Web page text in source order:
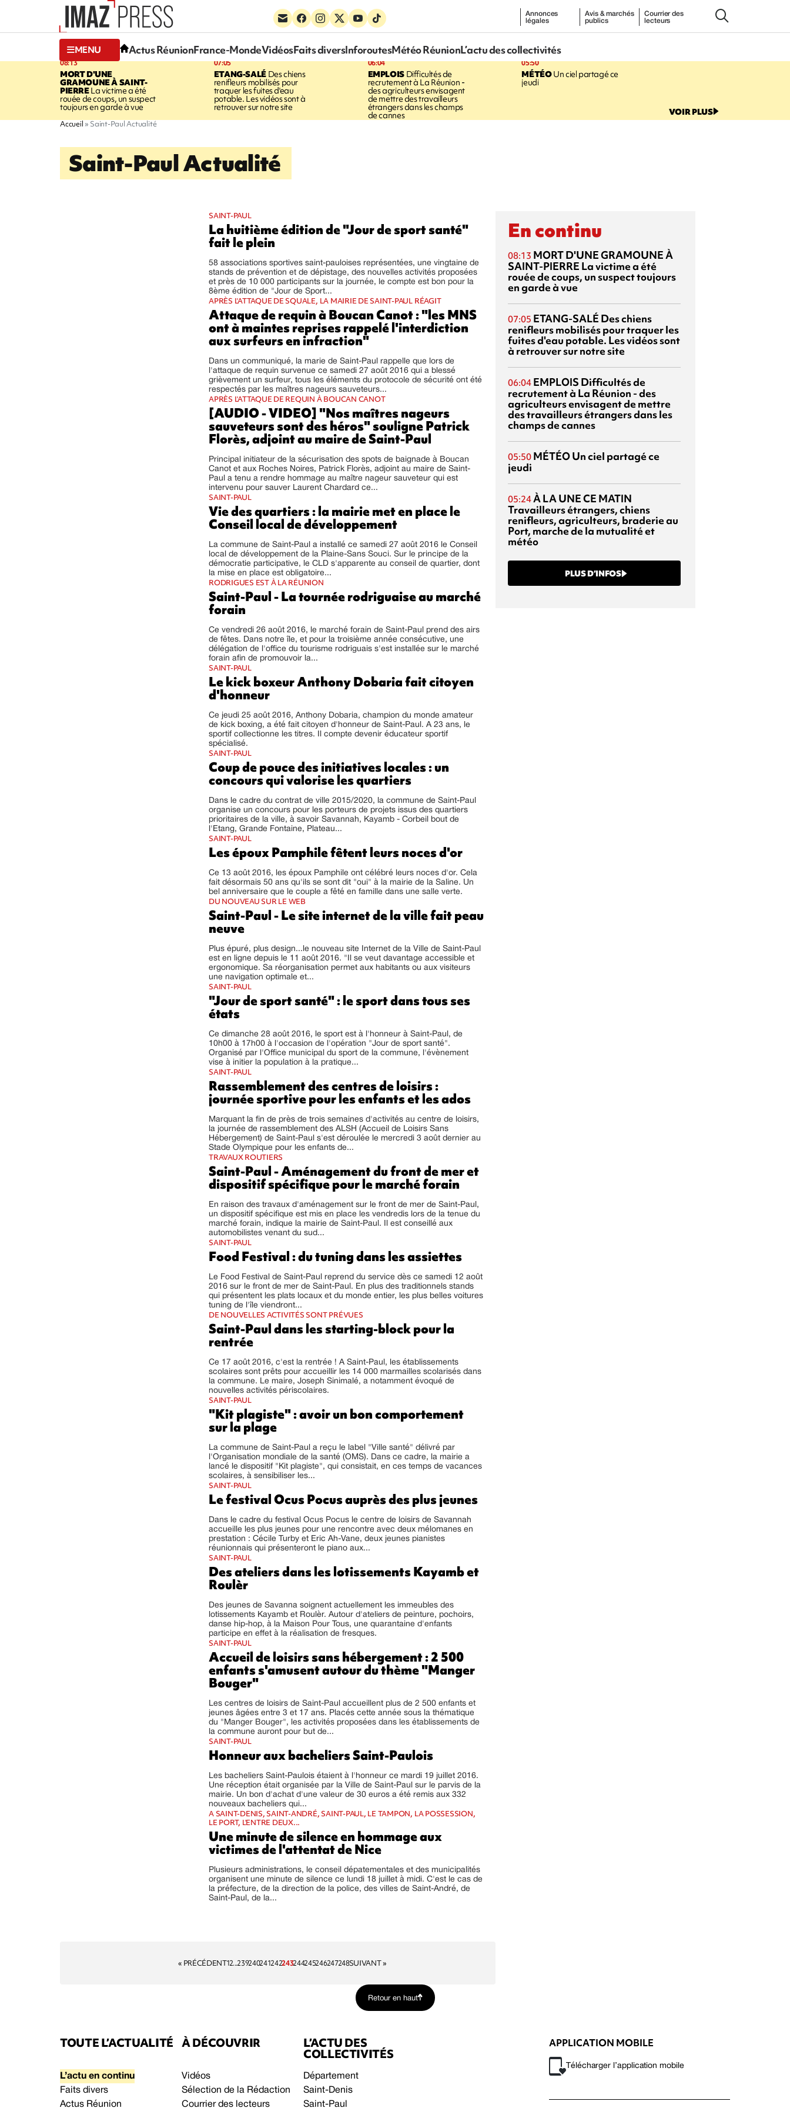
Annonces
légales
Avis & marchés
publics
Courrier des
lecteurs
MENU Actus RéunionFrance-MondeVidéosFaits diversInforoutesMétéo RéunionL’actu des collectivités
08:13
MORT D'UNE
GRAMOUNE À SAINT-
PIERRELa victime a été
rouée de coups, un suspect
toujours en garde à vue
07:05
ETANG-SALÉDes chiens
renifleurs mobilisés pour
traquer les fuites d'eau
potable. Les vidéos sont à
retrouver sur notre site
06:04
EMPLOISDifficultés de
recrutement à La Réunion -
des agriculteurs envisagent
de mettre des travailleurs
étrangers dans les champs
de cannes
05:50
MÉTÉOUn ciel partagé ce
jeudi
VOIR PLUS
Accueil Saint-Paul Actualité
Saint-Paul Actualité
SAINT-PAUL
La huitième édition de "Jour de sport santé"
fait le plein
58 associations sportives saint-pauloises représentées, une vingtaine de
stands de prévention et de dépistage, des nouvelles activités proposées
et près de 10 000 participants sur la journée, le compte est bon pour la
8ème édition de "Jour de Sport...
APRÈS L'ATTAQUE DE SQUALE, LA MAIRIE DE SAINT-PAUL RÉAGIT
Attaque de requin à Boucan Canot : "les MNS
ont à maintes reprises rappelé l'interdiction
aux surfeurs en infraction"
Dans un communiqué, la marie de Saint-Paul rappelle que lors de
l'attaque de requin survenue ce samedi 27 août 2016 qui a blessé
grièvement un surfeur, tous les éléments du protocole de sécurité ont été
respectés par les maîtres nageurs sauveteurs...
APRÈS L'ATTAQUE DE REQUIN À BOUCAN CANOT
[AUDIO - VIDEO] "Nos maîtres nageurs
sauveteurs sont des héros" souligne Patrick
Florès, adjoint au maire de Saint-Paul
Principal initiateur de la sécurisation des spots de baignade à Boucan
Canot et aux Roches Noires, Patrick Florès, adjoint au maire de Saint-
Paul a tenu a rendre hommage au maître nageur sauveteur qui est
intervenu pour sauver Laurent Chardard ce...
SAINT-PAUL
Vie des quartiers : la mairie met en place le
Conseil local de développement
La commune de Saint-Paul a installé ce samedi 27 août 2016 le Conseil
local de développement de la Plaine-Sans Souci. Sur le principe de la
démocratie participative, le CLD s'apparente au conseil de quartier, dont
la mise en place est obligatoire...
RODRIGUES EST À LA RÉUNION
Saint-Paul - La tournée rodriguaise au marché
forain
Ce vendredi 26 août 2016, le marché forain de Saint-Paul prend des airs
de fêtes. Dans notre île, et pour la troisième année consécutive, une
délégation de l'office du tourisme rodriguais s'est installée sur le marché
forain afin de promouvoir la...
SAINT-PAUL
Le kick boxeur Anthony Dobaria fait citoyen
d'honneur
Ce jeudi 25 août 2016, Anthony Dobaria, champion du monde amateur
de kick boxing, a été fait citoyen d'honneur de Saint-Paul. A 23 ans, le
sportif collectionne les titres. Il compte devenir éducateur sportif
spécialisé.
SAINT-PAUL
Coup de pouce des initiatives locales : un
concours qui valorise les quartiers
Dans le cadre du contrat de ville 2015/2020, la commune de Saint-Paul
organise un concours pour les porteurs de projets issus des quartiers
prioritaires de la ville, à savoir Savannah, Kayamb - Corbeil bout de
l'Etang, Grande Fontaine, Plateau...
SAINT-PAUL
Les époux Pamphile fêtent leurs noces d'or
Ce 13 août 2016, les époux Pamphile ont célébré leurs noces d'or. Cela
fait désormais 50 ans qu'ils se sont dit "oui" à la mairie de la Saline. Un
bel anniversaire que le couple a fêté en famille dans une salle verte.
DU NOUVEAU SUR LE WEB
Saint-Paul - Le site internet de la ville fait peau
neuve
Plus épuré, plus design...le nouveau site Internet de la Ville de Saint-Paul
est en ligne depuis le 11 août 2016. "Il se veut davantage accessible et
ergonomique. Sa réorganisation permet aux habitants ou aux visiteurs
une navigation optimale et...
SAINT-PAUL
"Jour de sport santé" : le sport dans tous ses
états
Ce dimanche 28 août 2016, le sport est à l'honneur à Saint-Paul, de
10h00 à 17h00 à l'occasion de l'opération "Jour de sport santé".
Organisé par l'Office municipal du sport de la commune, l'évènement
vise à initier la population à la pratique...
SAINT-PAUL
Rassemblement des centres de loisirs :
journée sportive pour les enfants et les ados
Marquant la fin de près de trois semaines d'activités au centre de loisirs,
la journée de rassemblement des ALSH (Accueil de Loisirs Sans
Hébergement) de Saint-Paul s'est déroulée le mercredi 3 août dernier au
Stade Olympique pour les enfants de...
TRAVAUX ROUTIERS
Saint-Paul - Aménagement du front de mer et
dispositif spécifique pour le marché forain
En raison des travaux d'aménagement sur le front de mer de Saint-Paul,
un dispositif spécifique est mis en place les vendredis lors de la tenue du
marché forain, indique la mairie de Saint-Paul. Il est conseillé aux
automobilistes venant du sud...
SAINT-PAUL
Food Festival : du tuning dans les assiettes
Le Food Festival de Saint-Paul reprend du service dès ce samedi 12 août
2016 sur le front de mer de Saint-Paul. En plus des traditionnels stands
qui présentent les plats locaux et du monde entier, les plus belles voitures
tuning de l'île viendront...
DE NOUVELLES ACTIVITÉS SONT PRÉVUES
Saint-Paul dans les starting-block pour la
rentrée
Ce 17 août 2016, c'est la rentrée ! A Saint-Paul, les établissements
scolaires sont prêts pour accueillir les 14 000 marmailles scolarisés dans
la commune. Le maire, Joseph Sinimalé, a notamment évoqué de
nouvelles activités périscolaires.
SAINT-PAUL
"Kit plagiste" : avoir un bon comportement
sur la plage
La commune de Saint-Paul a reçu le label "Ville santé" délivré par
l'Organisation mondiale de la santé (OMS). Dans ce cadre, la mairie a
lancé le dispositif "Kit plagiste", qui consistait, en ces temps de vacances
scolaires, à sensibiliser les...
SAINT-PAUL
Le festival Ocus Pocus auprès des plus jeunes
Dans le cadre du festival Ocus Pocus le centre de loisirs de Savannah
accueille les plus jeunes pour une rencontre avec deux mélomanes en
prestation : Cécile Turby et Eric Ah-Vane, deux jeunes pianistes
réunionnais qui présenteront le piano aux...
SAINT-PAUL
Des ateliers dans les lotissements Kayamb et
Roulèr
Des jeunes de Savanna soignent actuellement les immeubles des
lotissements Kayamb et Roulèr. Autour d'ateliers de peinture, pochoirs,
danse hip-hop, à la Maison Pour Tous, une quarantaine d'enfants
participe en effet à la réalisation de fresques.
SAINT-PAUL
Accueil de loisirs sans hébergement : 2 500
enfants s'amusent autour du thème "Manger
Bouger"
Les centres de loisirs de Saint-Paul accueillent plus de 2 500 enfants et
jeunes âgées entre 3 et 17 ans. Placés cette année sous la thématique
du "Manger Bouger", les activités proposées dans les établissements de
la commune auront pour but de...
SAINT-PAUL
Honneur aux bacheliers Saint-Paulois
Les bacheliers Saint-Paulois étaient à l'honneur ce mardi 19 juillet 2016.
Une réception était organisée par la Ville de Saint-Paul sur le parvis de la
mairie. Un bon d'achat d'une valeur de 30 euros a été remis aux 332
nouveaux bacheliers qui...
A SAINT-DENIS, SAINT-ANDRÉ, SAINT-PAUL, LE TAMPON, LA POSSESSION,
LE PORT, L'ENTRE DEUX...
Une minute de silence en hommage aux
victimes de l'attentat de Nice
Plusieurs administrations, le conseil dépatementales et des municipalités
organisent une minute de silence ce lundi 18 juillet à midi. C'est le cas de
la préfecture, de la direction de la police, des villes de Saint-André, de
Saint-Paul, de la...
« PRÉCÉDENT12...239240241242243244245246247248SUIVANT »
En continu
08:13 MORT D'UNE GRAMOUNE À
SAINT-PIERRE La victime a été
rouée de coups, un suspect toujours
en garde à vue
07:05 ETANG-SALÉ Des chiens
renifleurs mobilisés pour traquer les
fuites d'eau potable. Les vidéos sont
à retrouver sur notre site
06:04 EMPLOIS Difficultés de
recrutement à La Réunion - des
agriculteurs envisagent de mettre
des travailleurs étrangers dans les
champs de cannes
05:50 MÉTÉOUn ciel partagé ce
jeudi
05:24À LA UNE CE MATIN
Travailleurs étrangers, chiens
renifleurs, agriculteurs, braderie au
Port, marche de la mutualité et
météo
PLUS D’INFOS
Retour en haut
TOUTE L’ACTUALITÉ
L’actu en continu
Faits divers
Actus Réunion
À DÉCOUVRIR
Vidéos
Sélection de la Rédaction
Courrier des lecteurs
L’ACTU DES
COLLECTIVITÉS
Département
Saint-Denis
Saint-Paul
APPLICATION MOBILE
Télécharger l’application mobile